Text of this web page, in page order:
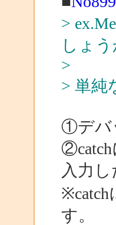
>
しょう
>
> 単純
①デバ
②catch
入力
※catch
す。